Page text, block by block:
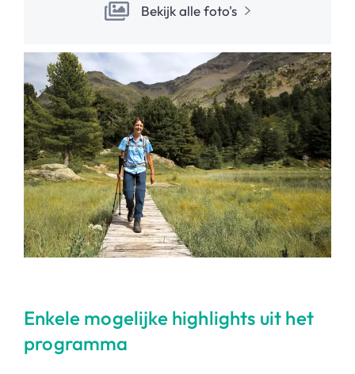
Bekijk alle foto's
Enkele mogelijke highlights uit het
programma